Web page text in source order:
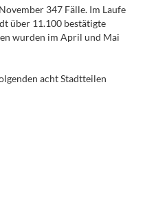
347 Fälle. Im Laufe
über 11.100 bestätigte
wurden im April und Mai
acht Stadtteilen